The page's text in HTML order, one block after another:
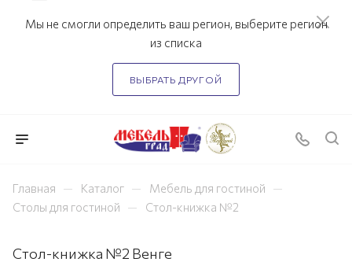
Мы не смогли определить ваш регион, выберите регион
из списка
ВЫБРАТЬ ДРУГОЙ
Главная — Каталог — Мебель для гостиной —
Столы для гостиной — Стол-книжка №2
Стол-книжка №2 Венге